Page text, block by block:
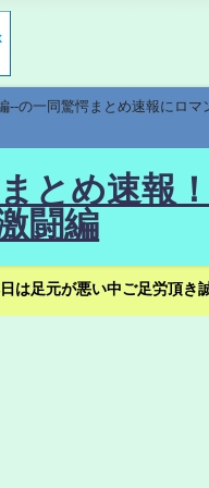
の一同驚愕まとめ速報にロ
とめ速報
闘編
足元が悪い中ご足労頂き